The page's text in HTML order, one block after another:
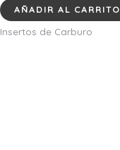
AÑADIR AL CARRITO
Insertos de Carburo